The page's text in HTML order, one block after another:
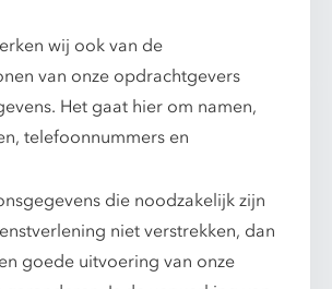
wij ook van de
van onze opdrachtgevers
Het gaat hier om namen,
telefoonnummers en
die noodzakelijk zijn
niet verstrekken, dan
goede uitvoering van onze